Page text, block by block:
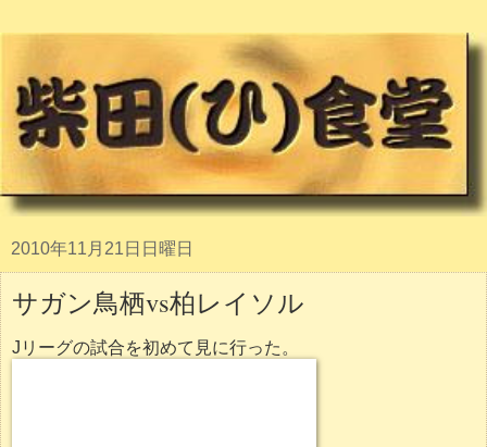
2010年11月21日日曜日
サガン鳥栖vs柏レイソル
Jリーグの試合を初めて見に行った。